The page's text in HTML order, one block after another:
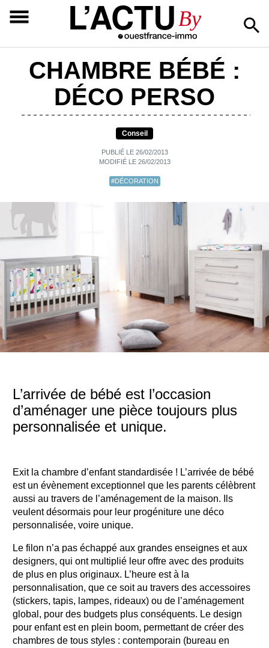
L’ACTUBy
CHAMBRE BÉBÉ :
DÉCO PERSO
Conseil
PUBLIÉ LE 26/02/2013
MODIFIÉ LE 26/02/2013
#DÉCORATION
L’arrivée de bébé est l’occasion
d’aménager une pièce toujours plus
personnalisée et unique.
Exit la chambre d’enfant standardisée ! L’arrivée de bébé
est un évènement exceptionnel que les parents célèbrent
aussi au travers de l’aménagement de la maison. Ils
veulent désormais pour leur progéniture une déco
personnalisée, voire unique.
Le filon n’a pas échappé aux grandes enseignes et aux
designers, qui ont multiplié leur offre avec des produits
de plus en plus originaux. L’heure est à la
personnalisation, que ce soit au travers des accessoires
(stickers, tapis, lampes, rideaux) ou de l’aménagement
global, pour des budgets plus conséquents. Le design
pour enfant est en plein boom, permettant de créer des
chambres de tous styles : contemporain (bureau en